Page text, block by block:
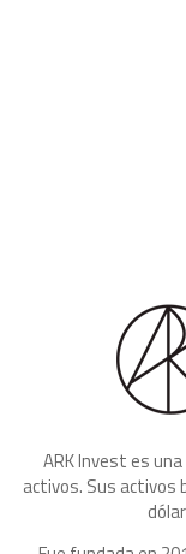
ARK Invest es
activos. Sus activos